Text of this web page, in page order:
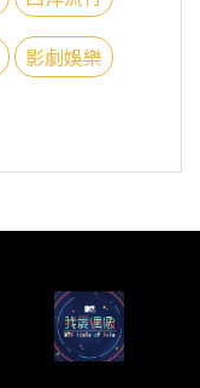
影劇娛樂